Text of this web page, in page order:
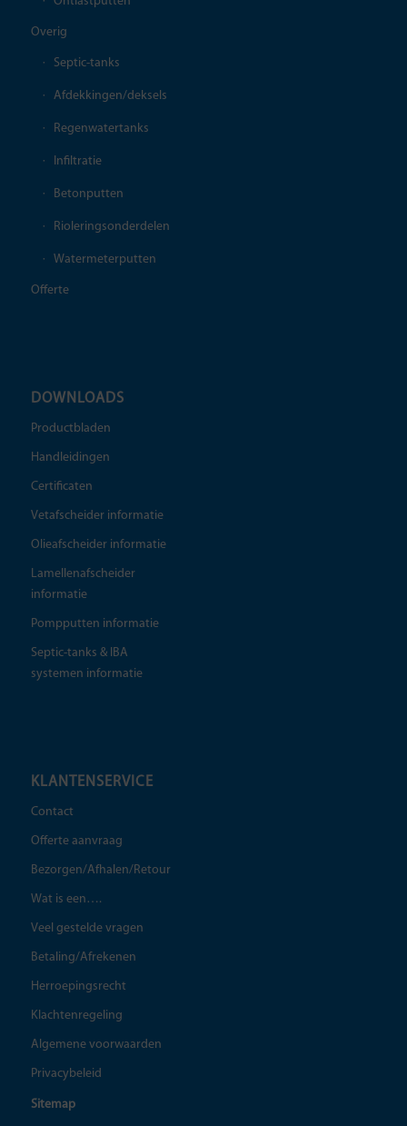
Overig
Septic-tanks
Afdekkingen/deksels
Regenwatertanks
Infiltratie
Betonputten
Rioleringsonderdelen
Watermeterputten
Offerte
DOWNLOADS
Productbladen
Handleidingen
Certificaten
Vetafscheider informatie
Olieafscheider informatie
Lamellenafscheider
informatie
Pompputten informatie
Septic-tanks & IBA
systemen informatie
KLANTENSERVICE
Contact
Offerte aanvraag
Bezorgen/Afhalen/Retour
Wat is een….
Veel gestelde vragen
Betaling/Afrekenen
Herroepingsrecht
Klachtenregeling
Algemene voorwaarden
Privacybeleid
Sitemap